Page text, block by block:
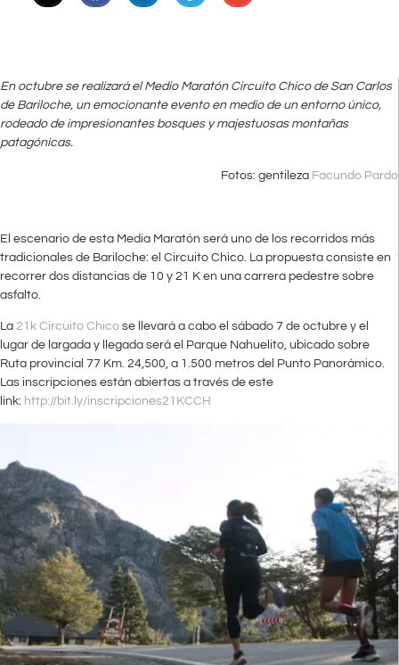
En octubre se realizará el Medio Maratón Circuito Chico de San Carlos
de Bariloche, un emocionante evento en medio de un entorno único,
rodeado de impresionantes bosques y majestuosas montañas
patagónicas.
Fotos: gentileza Facundo Pardo
El escenario de esta Media Maratón será uno de los recorridos más
tradicionales de Bariloche: el Circuito Chico. La propuesta consiste en
recorrer dos distancias de 10 y 21 K en una carrera pedestre sobre
asfalto.
La 21k Circuito Chico se llevará a cabo el sábado 7 de octubre y el
lugar de largada y llegada será el Parque Nahuelito, ubicado sobre
Ruta provincial 77 Km. 24,500, a 1.500 metros del Punto Panorámico.
Las inscripciones están abiertas a través de este
link: http://bit.ly/inscripciones21KCCH